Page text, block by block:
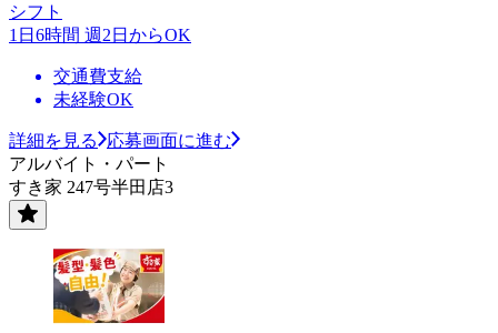
シフト
1日6時間 週2日からOK
交通費支給
未経験OK
詳細を見る
応募画面に進む
アルバイト・パート
すき家 247号半田店3